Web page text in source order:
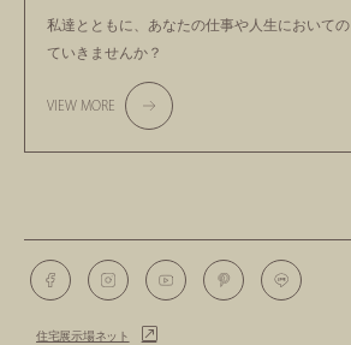
私達とともに、あなたの仕事や人生においての
ていきませんか？
VIEW MORE
住宅展示場ネット